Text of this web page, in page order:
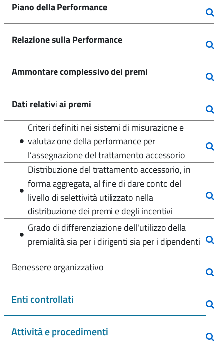
Piano della Performance
Relazione sulla Performance
Ammontare complessivo dei premi
Dati relativi ai premi
Criteri definiti nei sistemi di misurazione e
valutazione della performance per
l’assegnazione del trattamento accessorio
Distribuzione del trattamento accessorio, in
forma aggregata, al fine di dare conto del
livello di selettività utilizzato nella
distribuzione dei premi e degli incentivi
Grado di differenziazione dell'utilizzo della
premialità sia per i dirigenti sia per i dipendenti
Benessere organizzativo
Enti controllati
Attività e procedimenti